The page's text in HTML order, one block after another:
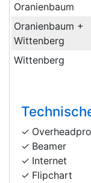
Oranienbaum
Oranienbaum +
Wittenberg
Wittenberg
Beamer
Internet
Flipchart